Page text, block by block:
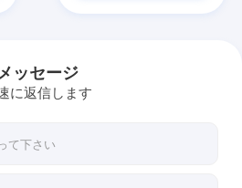
ッセージ
に返信します